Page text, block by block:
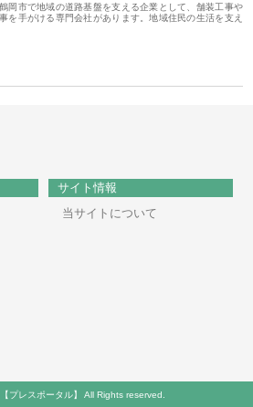
岡市で地域の道路基盤を支える企業として、舗装工事や
を手がける専門会社があります。地域住民の生活を支え
サイト情報
当サイトについて
プレスポータル】 All Rights reserved.